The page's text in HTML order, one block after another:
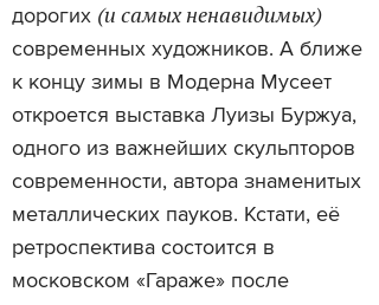
дорогих (и самых ненавидимых)
современных художников. А ближе
к концу зимы в Модерна Мусеет
откроется выставка Луизы Буржуа,
одного из важнейших скульпторов
современности, автора знаменитых
металлических пауков. Кстати, её
ретроспектива состоится в
московском «Гараже» после